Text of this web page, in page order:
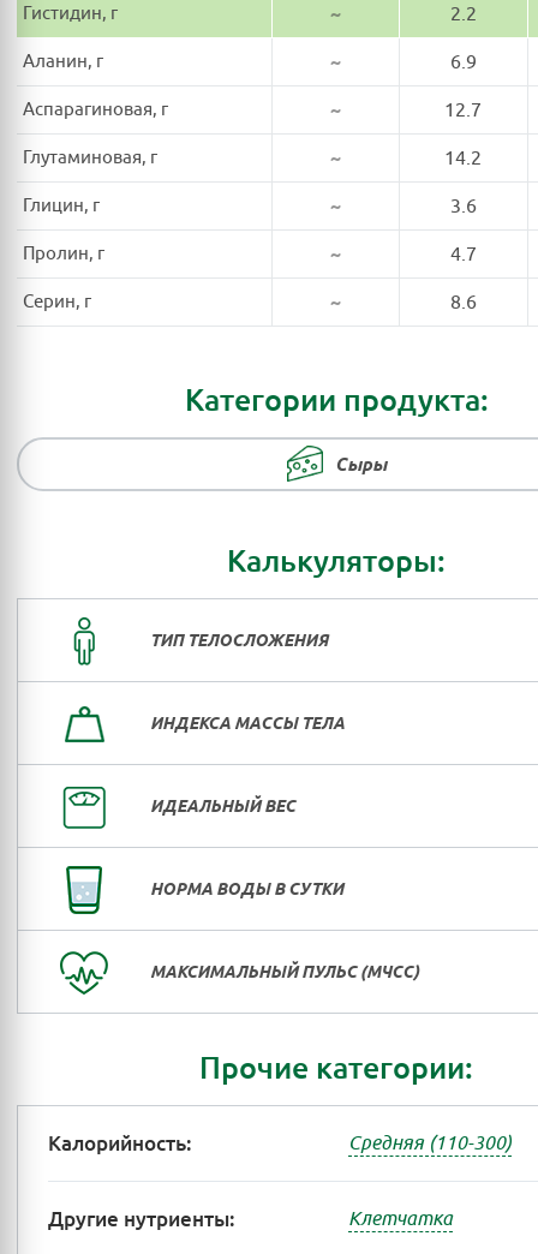
Гистидин, г ~ 2.2
Аланин, г ~ 6.9
Аспарагиновая, г ~ 12.7
Глутаминовая, г ~ 14.2
Глицин, г ~ 3.6
Пролин, г ~ 4.7
Серин, г ~ 8.6
Категории продукта:
Сыры
Калькуляторы:
ТИП ТЕЛОСЛОЖЕНИЯ
ИНДЕКСА МАССЫ ТЕЛА
ИДЕАЛЬНЫЙ ВЕС
НОРМА ВОДЫ В СУТКИ
МАКСИМАЛЬНЫЙ ПУЛЬС (МЧСС)
Прочие категории:
Калорийность: Средняя (110-300)
Другие нутриенты: Клетчатка